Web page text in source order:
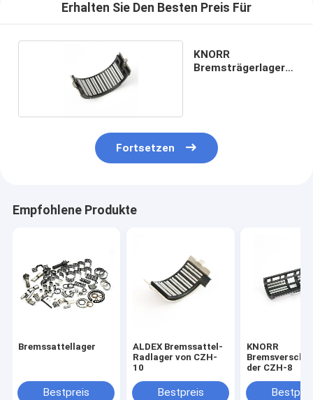
Erhalten Sie Den Besten Preis Für
KNORR
Bremsträgerlager
Fortsetzen
Empfohlene Produkte
Bremssattellager
Bestpreis
ALDEX Bremssattel-
Radlager von CZH-
10
Bestpreis
KNORR
der CZH-8